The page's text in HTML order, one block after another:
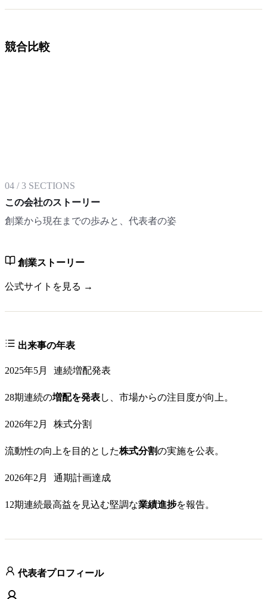
競合比較
04 /3 SECTIONS
この会社のストーリー
創業から現在までの歩みと、代表者の姿
創業ストーリー
公式サイトを見る →
出来事の年表
2025年5月 連続増配発表
28期連続の増配を発表し、市場からの注目度が向上。
2026年2月 株式分割
流動性の向上を目的とした株式分割の実施を公表。
2026年2月 通期計画達成
12期連続最高益を見込む堅調な業績進捗を報告。
代表者プロフィール